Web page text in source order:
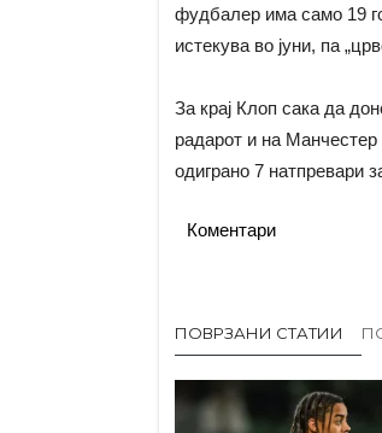
фудбалер има само 19
истекува во јуни, па
За крај Клоп сака да
радарот и на
одиграно 7 натпревари
Коментари
ПОВРЗАНИ СТАТИИ